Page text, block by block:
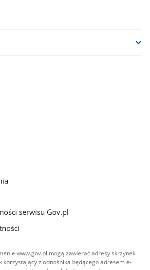
serwisu Gov.pl
www.gov.pl mogą zawierać adresy skrzynek
korzystający z odnośnika będącego adresem e-